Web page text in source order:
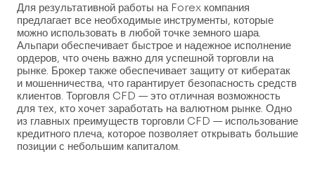
Для результативной работы на Forex компания
предлагает все необходимые инструменты, которые
можно использовать в любой точке земного шара.
Альпари обеспечивает быстрое и надежное исполнение
ордеров, что очень важно для успешной торговли на
рынке. Брокер также обеспечивает защиту от кибератак
и мошенничества, что гарантирует безопасность средств
клиентов. Торговля CFD — это отличная возможность
для тех, кто хочет заработать на валютном рынке. Одно
из главных преимуществ торговли CFD — использование
кредитного плеча, которое позволяет открывать большие
позиции с небольшим капиталом.